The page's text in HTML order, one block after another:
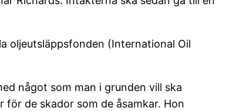
oljeutsläppsfonden (International Oil
något som man i grunden vill ska
de skador som de åsamkar. Hon